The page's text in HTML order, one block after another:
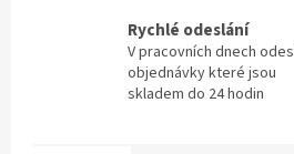
Rychlé odeslání
V pracovních dnech
objednávky které jsou
skladem do 24 hodin